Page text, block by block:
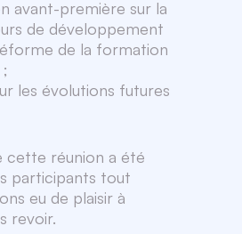
avant-première sur la
de développement
de la formation
les évolutions futures
cette réunion a été
participants tout
eu de plaisir à
revoir.